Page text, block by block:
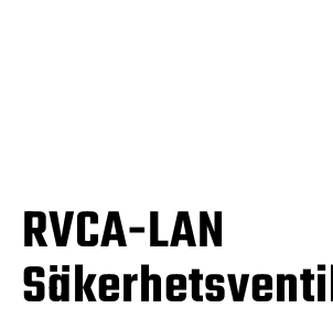
RVCA-LAN